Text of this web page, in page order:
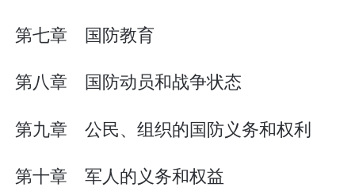
第七章 国防教育
第八章 国防动员和战争状态
第九章 公民、组织的国防义务和权利
第十章 军人的义务和权益